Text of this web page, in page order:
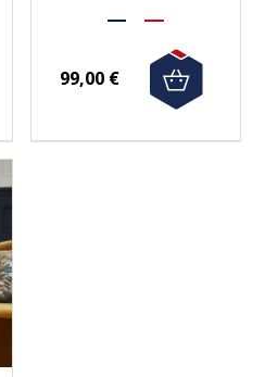
GEM.
99,00 €